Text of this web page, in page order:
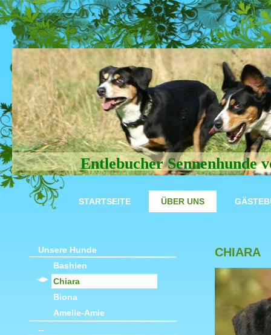
Entlebucher Sennenhunde
STARTSEITE ÜBER UNS
CHIARA
Unsere Hunde
Bashien
Chiara
Biona
Amelie-Amie
--